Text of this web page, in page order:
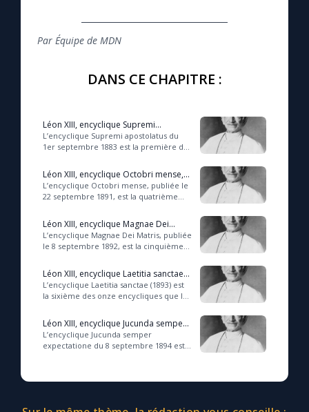
Par Équipe de MDN
DANS CE CHAPITRE :
Léon XIII, encyclique Supremi
apostolatus, 1er septembre 1883
L’encyclique Supremi apostolatus du
1er septembre 1883 est la première des
surnommé « le pape du Rosaire », a é...
Léon XIII, encyclique Octobri mense,
22 septembre 1891
L’encyclique Octobri mense, publiée le
22 septembre 1891, est la quatrième
pape Léon XIII sur le Rosaire. Elle a po...
Léon XIII, encyclique Magnae Dei
Matris (1892)
L’encyclique Magnae Dei Matris, publiée
le 8 septembre 1892, est la cinquième
pape Léon XIII sur le Rosaire. Elle a...
Léon XIII, encyclique Laetitia sanctae
(1893)
L’encyclique Laetitia sanctae (1893) est
la sixième des onze encycliques que le
écrites, à l’occasion du cinq...
Léon XIII, encyclique Jucunda semper
expectatione (1894)
L’encyclique Jucunda semper
expectatione du 8 septembre 1894 est